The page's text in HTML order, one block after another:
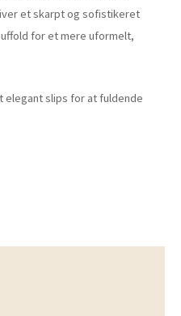
et skarpt og sofistikeret
for et mere uformelt,
elegant slips for at fuldende